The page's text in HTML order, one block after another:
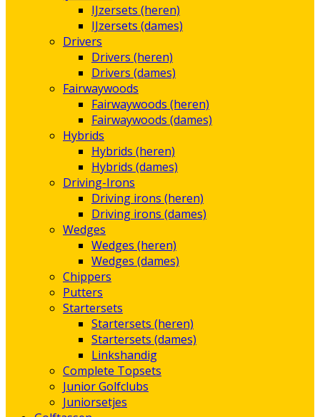
IJzersets (heren)
IJzersets (dames)
Drivers
Drivers (heren)
Drivers (dames)
Fairwaywoods
Fairwaywoods (heren)
Fairwaywoods (dames)
Hybrids
Hybrids (heren)
Hybrids (dames)
Driving-Irons
Driving irons (heren)
Driving irons (dames)
Wedges
Wedges (heren)
Wedges (dames)
Chippers
Putters
Startersets
Startersets (heren)
Startersets (dames)
Linkshandig
Complete Topsets
Junior Golfclubs
Juniorsetjes